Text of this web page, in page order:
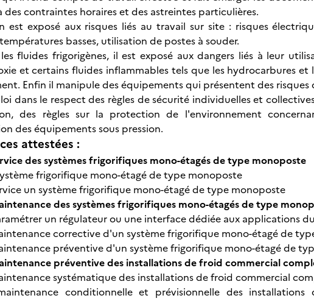
des contraintes horaires et des astreintes particulières.
est exposé aux risques liés au travail sur site : risques
basses, utilisation de postes à souder.
fluides frigorigènes, il est exposé aux dangers liés à leur
et certains fluides inflammables tels que les hydrocarbures
Enfin il manipule des équipements qui présentent des risques
dans le respect des règles de sécurité individuelles et
des règles sur la protection de l'environnement
des équipements sous pression.
attestées :
des systèmes frigorifiques mono-étagés de type monoposte
frigorifique mono-étagé de type monoposte
un système frigorifique mono-étagé de type monoposte
des systèmes frigorifiques mono-étagés de type
un régulateur ou une interface dédiée aux applications
corrective d'un système frigorifique mono-étagé de
préventive d'un système frigorifique mono-étagé de
préventive des installations de froid commercial
systématique des installations de froid commercial
conditionnelle et prévisionnelle des